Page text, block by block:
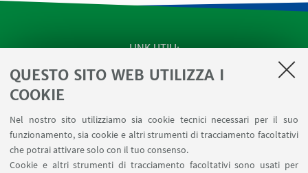
QUESTO SITO WEB UTILIZZA I
COOKIE
Nel nostro sito utilizziamo sia cookie tecnici necessari per il suo
funzionamento, sia cookie e altri strumenti di tracciamento facoltativi
che potrai attivare solo con il tuo consenso.
Cookie e altri strumenti di tracciamento facoltativi sono usati per
LINK UTILI
Apps
Prenotazione Sale
Carta dei Servizi